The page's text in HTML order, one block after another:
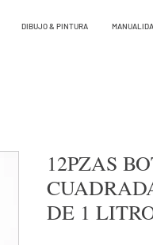
DIBUJO & PINTURA
12PZAS
DE 1